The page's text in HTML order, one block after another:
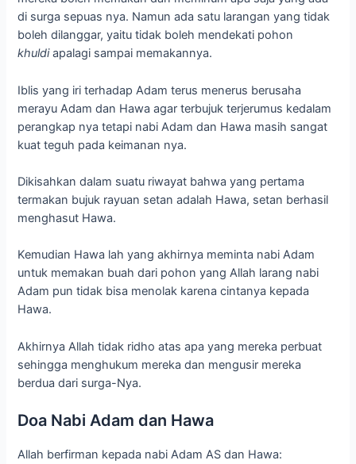
di surga sepuas nya. Namun ada satu larangan yang tidak
boleh dilanggar, yaitu tidak boleh mendekati pohon
khuldiapalagi sampai memakannya.
Iblis yang iri terhadap Adam terus menerus berusaha
merayu Adam dan Hawa agar terbujuk terjerumus kedalam
perangkap nya tetapi nabi Adam dan Hawa masih sangat
kuat teguh pada keimanan nya.
Dikisahkan dalam suatu riwayat bahwa yang pertama
termakan bujuk rayuan setan adalah Hawa, setan berhasil
menghasut Hawa.
Kemudian Hawa lah yang akhirnya meminta nabi Adam
untuk memakan buah dari pohon yang Allah larang nabi
Adam pun tidak bisa menolak karena cintanya kepada
Hawa.
Akhirnya Allah tidak ridho atas apa yang mereka perbuat
sehingga menghukum mereka dan mengusir mereka
berdua dari surga-Nya.
Doa Nabi Adam dan Hawa
Allah berfirman kepada nabi Adam AS dan Hawa: